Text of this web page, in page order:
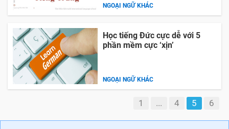
NGOẠI NGỮ KHÁC
Học tiếng Đức cực dễ với 5
phần mềm cực ‘xịn’
NGOẠI NGỮ KHÁC
1 ... 4 5 6